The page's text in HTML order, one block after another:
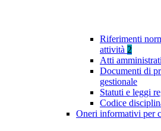
Riferimenti
attività 2
Atti
Documenti di
gestionale
Statuti e leggi
Codice
Oneri informativi per